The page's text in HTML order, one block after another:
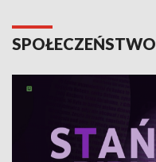
SPOŁECZEŃSTWO